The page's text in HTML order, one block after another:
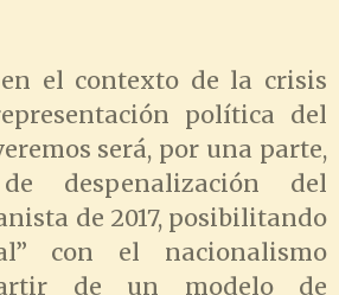
el contexto de la crisis
política del
será, por una parte,
despenalización del
de 2017, posibilitando
con el nacionalismo
de un modelo de